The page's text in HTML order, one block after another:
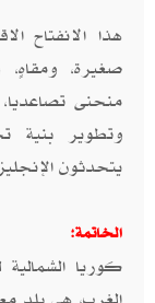
هذا الانفتاح
صغيرة،
منحنى
وتطوير بنية
يتحدثون
الخاتمة:
كوريا